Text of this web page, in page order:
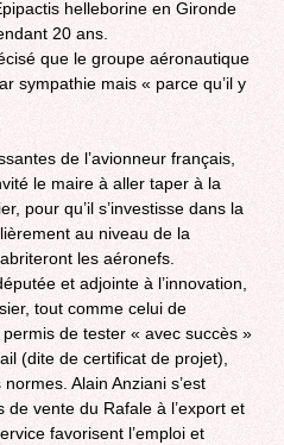
helleborine en Gironde
20 ans.
que le groupe aéronautique
sympathie mais « parce qu’il y
de l’avionneur français,
le maire à aller taper à la
pour qu’il s’investisse dans la
au niveau de la
les aéronefs.
et adjointe à l’innovation,
tout comme celui de
de tester « avec succès »
(dite de certificat de projet),
Alain Anziani s’est
vente du Rafale à l’export et
favorisent l’emploi et